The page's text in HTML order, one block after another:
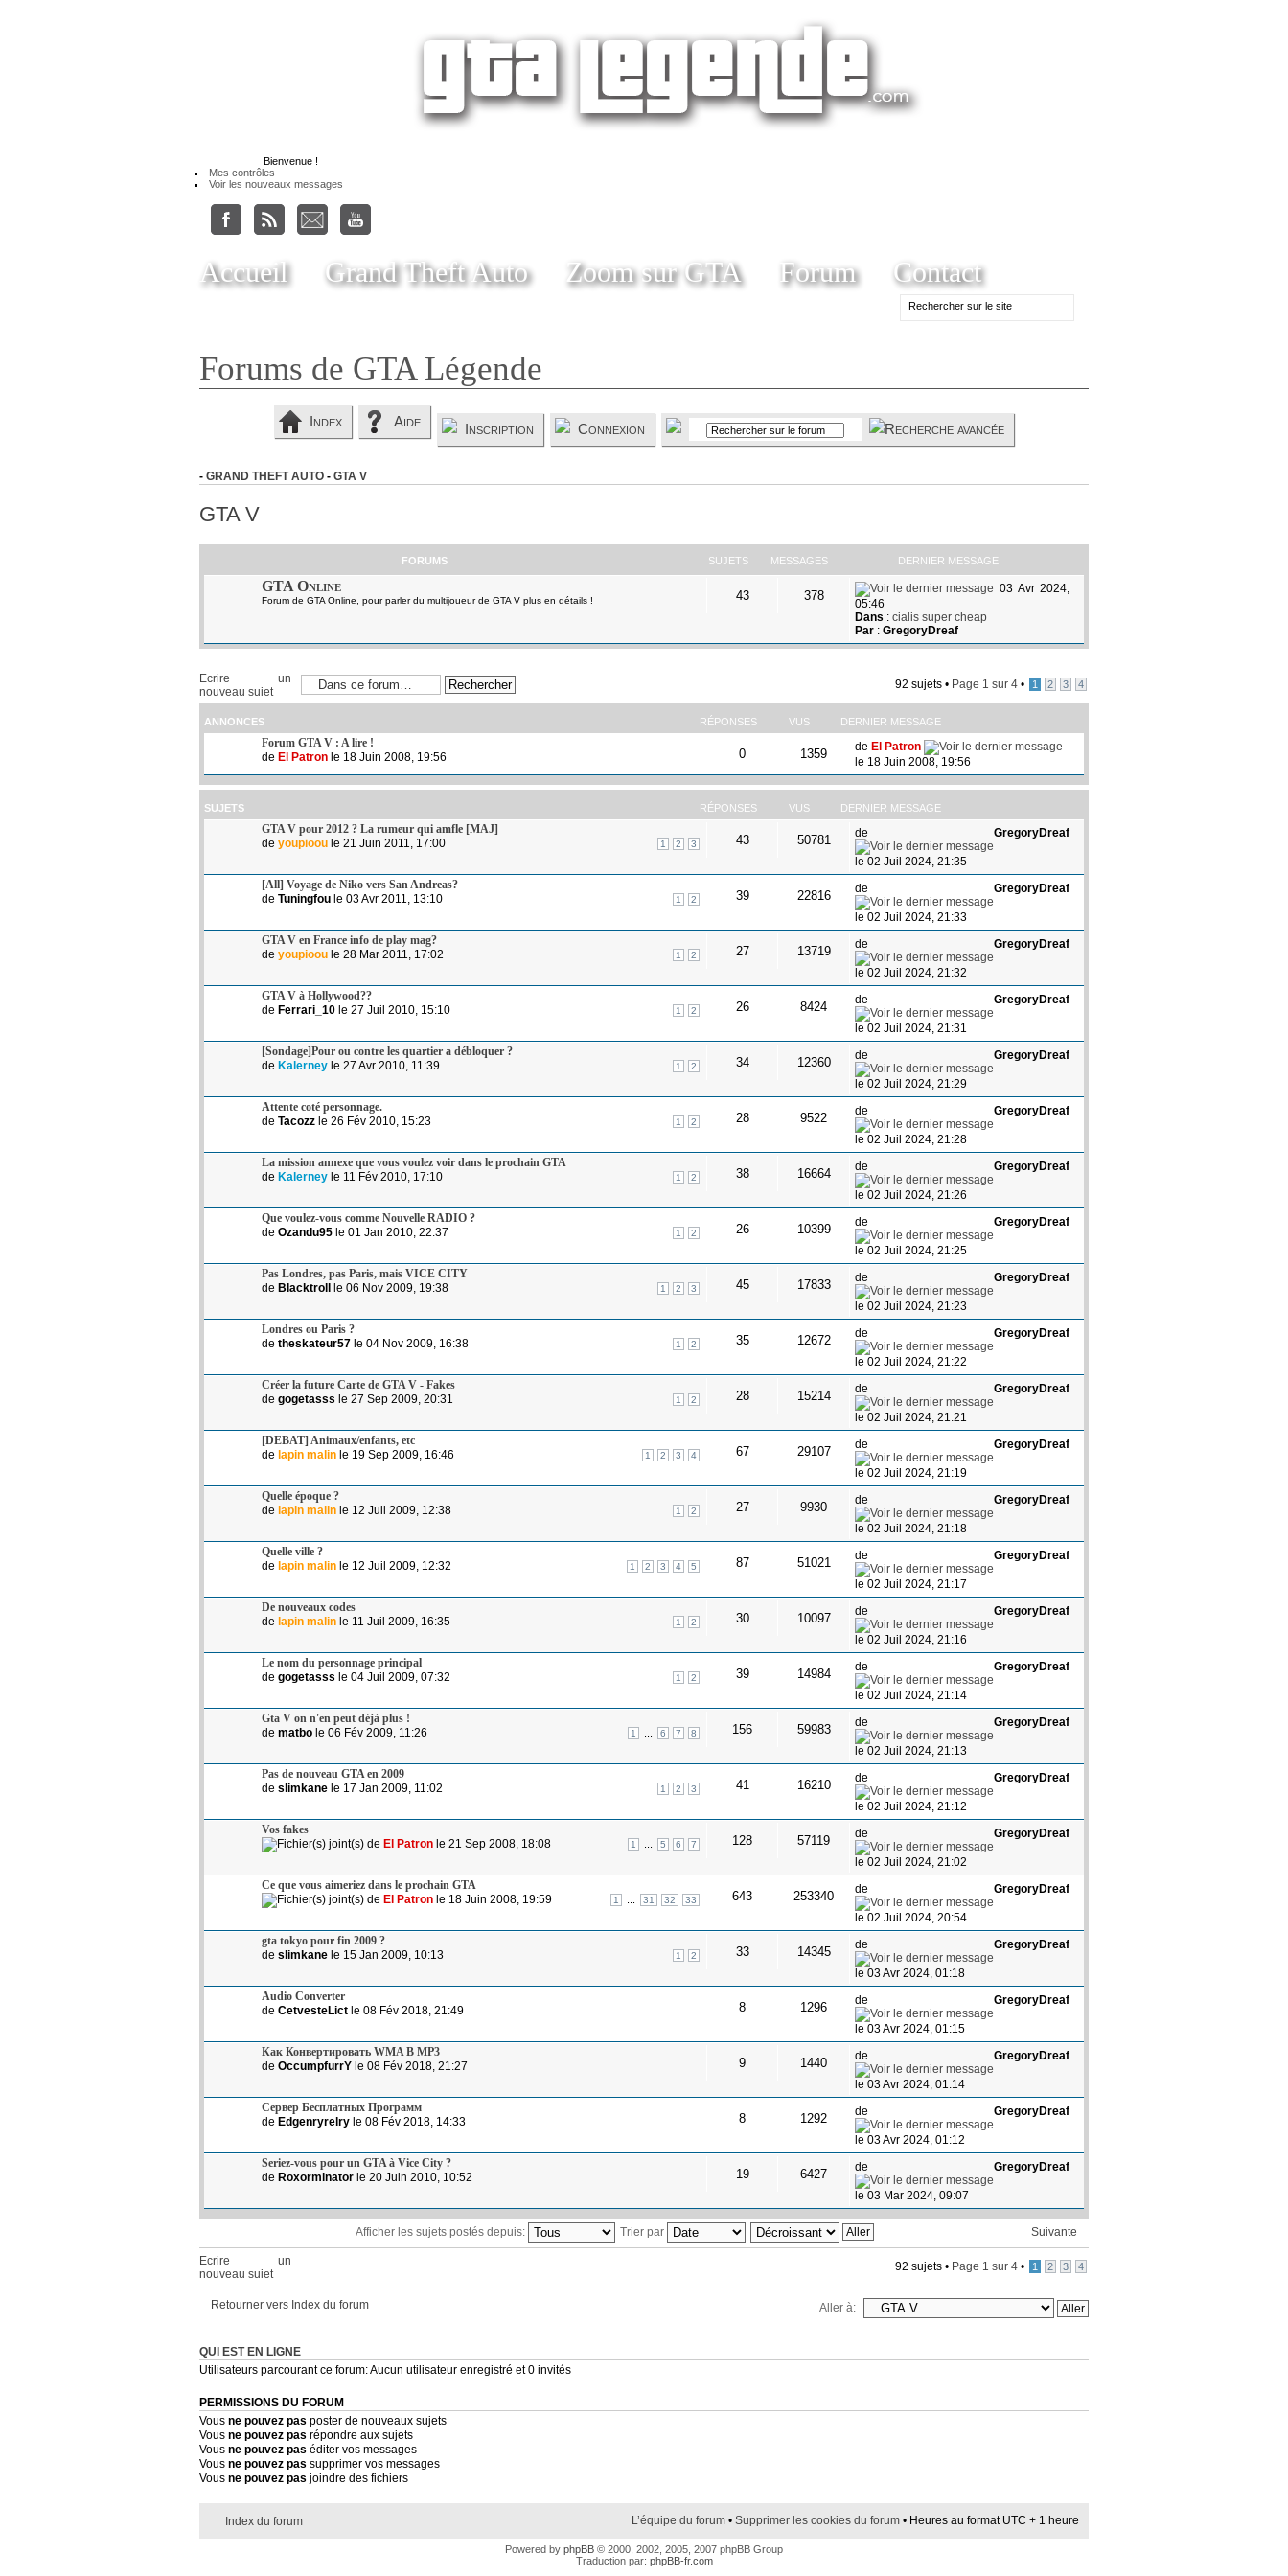
Bienvenue !
Mes contrôles
Voir les nouveaux messages
Accueil Grand Theft Auto Zoom sur GTA Forum Contact
Forums de GTA Légende
Index Aide Inscription Connexion
- GRAND THEFT AUTO - GTA V
GTA V
FORUMS SUJETS MESSAGES DERNIER MESSAGE
GTA Online
Forum de GTA Online, pour parler du multijoueur de GTA V plus en détails ! 43 378
03 Avr 2024,
05:46
Dans : cialis super cheap
Par: GregoryDreaf
Ecrire un
nouveau sujet
92 sujets • Page 1 sur 4 • 1 2 3 4
ANNONCES RÉPONSES VUS DERNIER MESSAGE
Forum GTA V : A lire !
de El Patron le 18 Juin 2008, 19:56 0 1359 de El Patron
le 18 Juin 2008, 19:56
SUJETS RÉPONSES VUS DERNIER MESSAGE
GTA V pour 2012 ? La rumeur qui amfle [MAJ]
1 2 3
de youpioou le 21 Juin 2011, 17:00 43 50781 deGregoryDreaf
le 02 Juil 2024, 21:35
[All] Voyage de Niko vers San Andreas?
1 2
de Tuningfou le 03 Avr 2011, 13:10 39 22816 deGregoryDreaf
le 02 Juil 2024, 21:33
GTA V en France info de play mag?
1 2
de youpioou le 28 Mar 2011, 17:02 27 13719 deGregoryDreaf
le 02 Juil 2024, 21:32
GTA V à Hollywood??
1 2
de Ferrari_10 le 27 Juil 2010, 15:10 26 8424 deGregoryDreaf
le 02 Juil 2024, 21:31
[Sondage]Pour ou contre les quartier a débloquer ?
1 2
de Kalerney le 27 Avr 2010, 11:39 34 12360 deGregoryDreaf
le 02 Juil 2024, 21:29
Attente coté personnage.
1 2
de Tacozz le 26 Fév 2010, 15:23 28 9522 deGregoryDreaf
le 02 Juil 2024, 21:28
La mission annexe que vous voulez voir dans le prochain GTA
1 2
de Kalerney le 11 Fév 2010, 17:10 38 16664 deGregoryDreaf
le 02 Juil 2024, 21:26
Que voulez-vous comme Nouvelle RADIO ?
1 2
de Ozandu95 le 01 Jan 2010, 22:37 26 10399 deGregoryDreaf
le 02 Juil 2024, 21:25
Pas Londres, pas Paris, mais VICE CITY
1 2 3
de Blacktroll le 06 Nov 2009, 19:38 45 17833 deGregoryDreaf
le 02 Juil 2024, 21:23
Londres ou Paris ?
1 2
de theskateur57 le 04 Nov 2009, 16:38 35 12672 deGregoryDreaf
le 02 Juil 2024, 21:22
Créer la future Carte de GTA V - Fakes
1 2
de gogetasss le 27 Sep 2009, 20:31 28 15214 deGregoryDreaf
le 02 Juil 2024, 21:21
[DEBAT] Animaux/enfants, etc
1 2 3 4
de lapin malin le 19 Sep 2009, 16:46 67 29107 deGregoryDreaf
le 02 Juil 2024, 21:19
Quelle époque ?
1 2
de lapin malin le 12 Juil 2009, 12:38 27 9930 deGregoryDreaf
le 02 Juil 2024, 21:18
Quelle ville ?
1 2 3 4 5
de lapin malin le 12 Juil 2009, 12:32 87 51021 deGregoryDreaf
le 02 Juil 2024, 21:17
De nouveaux codes
1 2
de lapin malin le 11 Juil 2009, 16:35 30 10097 deGregoryDreaf
le 02 Juil 2024, 21:16
Le nom du personnage principal
1 2
de gogetasss le 04 Juil 2009, 07:32 39 14984 deGregoryDreaf
le 02 Juil 2024, 21:14
Gta V on n'en peut déjà plus !
1 6 7 8
de matbo le 06 Fév 2009, 11:26 156 59983 deGregoryDreaf
le 02 Juil 2024, 21:13
Pas de nouveau GTA en 2009
1 2 3
de slimkane le 17 Jan 2009, 11:02 41 16210 deGregoryDreaf
le 02 Juil 2024, 21:12
Vos fakes
1 5 6 7
de El Patron le 21 Sep 2008, 18:08 128 57119 deGregoryDreaf
le 02 Juil 2024, 21:02
Ce que vous aimeriez dans le prochain GTA
1 31 32 33
de El Patron le 18 Juin 2008, 19:59 643 253340 deGregoryDreaf
le 02 Juil 2024, 20:54
gta tokyo pour fin 2009 ?
1 2
de slimkane le 15 Jan 2009, 10:13 33 14345 deGregoryDreaf
le 03 Avr 2024, 01:18
Audio Converter
de CetvesteLict le 08 Fév 2018, 21:49 8 1296 deGregoryDreaf
le 03 Avr 2024, 01:15
Как Конвертировать WMA В MP3
de OccumpfurrY le 08 Fév 2018, 21:27 9 1440 deGregoryDreaf
le 03 Avr 2024, 01:14
Сервер Бесплатных Программ
de Edgenryrelry le 08 Fév 2018, 14:33 8 1292 deGregoryDreaf
le 03 Avr 2024, 01:12
Seriez-vous pour un GTA à Vice City ?
de Roxorminator le 20 Juin 2010, 10:52 19 6427 deGregoryDreaf
le 03 Mar 2024, 09:07
Suivante
Afficher les sujets postés depuis: Trier par
Ecrire un
nouveau sujet
92 sujets • Page 1 sur 4 • 1 2 3 4
Retourner vers Index du forum Aller à:
QUI EST EN LIGNE
Utilisateurs parcourant ce forum: Aucun utilisateur enregistré et 0 invités
PERMISSIONS DU FORUM
Vous ne pouvez pas poster de nouveaux sujets
Vous ne pouvez pas répondre aux sujets
Vous ne pouvez pas éditer vos messages
Vous ne pouvez pas supprimer vos messages
Vous ne pouvez pas joindre des fichiers
Index du forum L’équipe du forum • Supprimer les cookies du forum • Heures au format UTC + 1 heure
Powered by phpBB © 2000, 2002, 2005, 2007 phpBB Group
Traduction par: phpBB-fr.com